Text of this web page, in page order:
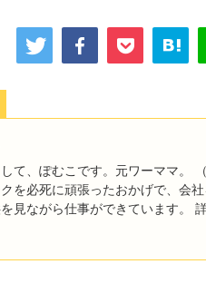
て、ぽむこです。元ワーママ。
を必死に頑張ったおかげで、会
見ながら仕事ができています。